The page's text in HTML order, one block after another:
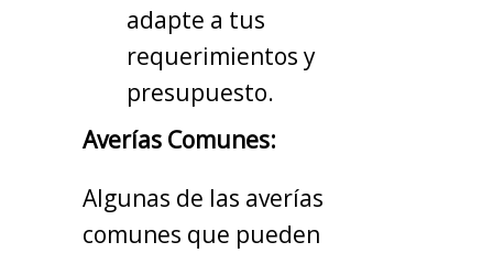
adapte a tus
requerimientos y
presupuesto.
Averías Comunes:
Algunas de las averías
comunes que pueden